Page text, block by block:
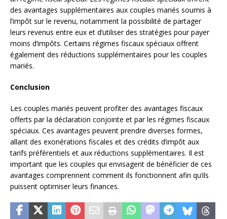
des avantages supplémentaires aux couples mariés soumis à
l’impôt sur le revenu, notamment la possibilité de partager
leurs revenus entre eux et d’utiliser des stratégies pour payer
moins d’impôts. Certains régimes fiscaux spéciaux offrent
également des réductions supplémentaires pour les couples
mariés.
Conclusion
Les couples mariés peuvent profiter des avantages fiscaux
offerts par la déclaration conjointe et par les régimes fiscaux
spéciaux. Ces avantages peuvent prendre diverses formes,
allant des exonérations fiscales et des crédits d’impôt aux
tarifs préférentiels et aux réductions supplémentaires. Il est
important que les couples qui envisagent de bénéficier de ces
avantages comprennent comment ils fonctionnent afin qu’ils
puissent optimiser leurs finances.